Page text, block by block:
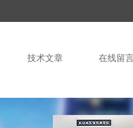
技术文章 在线留